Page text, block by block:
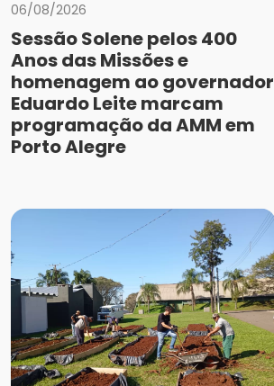
06/08/2026
Sessão Solene pelos 400
Anos das Missões e
homenagem ao governador
Eduardo Leite marcam
programação da AMM em
Porto Alegre